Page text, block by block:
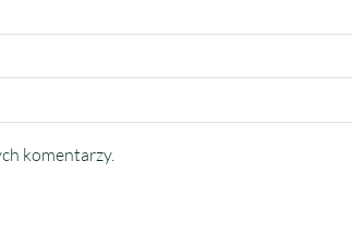
komentarzy.